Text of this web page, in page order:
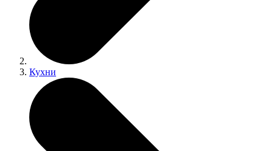
Кухни